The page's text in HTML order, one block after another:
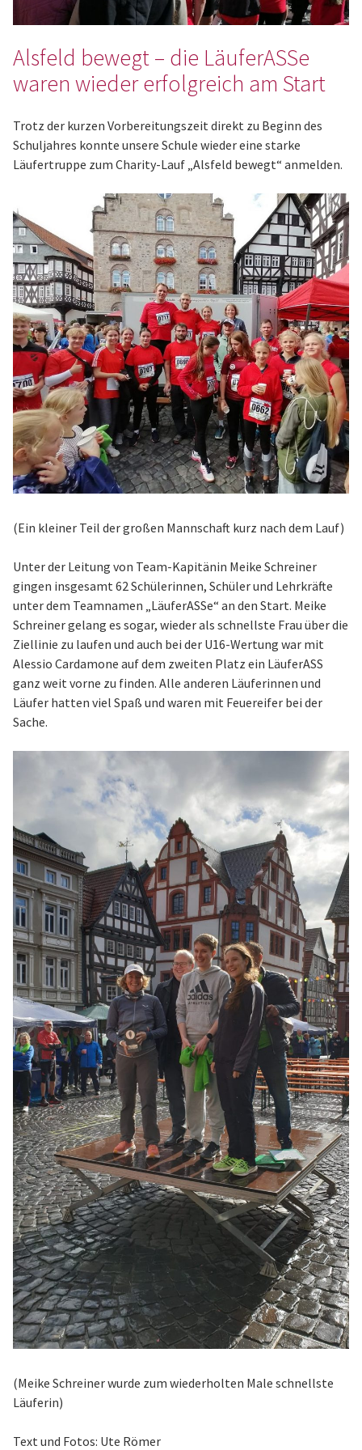
Alsfeld bewegt – die LäuferASSe
waren wieder erfolgreich am Start
Trotz der kurzen Vorbereitungszeit direkt zu Beginn des
Schuljahres konnte unsere Schule wieder eine starke
Läufertruppe zum Charity-Lauf „Alsfeld bewegt“ anmelden.
(Ein kleiner Teil der großen Mannschaft kurz nach dem Lauf)
Unter der Leitung von Team-Kapitänin Meike Schreiner
gingen insgesamt 62 Schülerinnen, Schüler und Lehrkräfte
unter dem Teamnamen „LäuferASSe“ an den Start. Meike
Schreiner gelang es sogar, wieder als schnellste Frau über die
Ziellinie zu laufen und auch bei der U16-Wertung war mit
Alessio Cardamone auf dem zweiten Platz ein LäuferASS
ganz weit vorne zu finden. Alle anderen Läuferinnen und
Läufer hatten viel Spaß und waren mit Feuereifer bei der
Sache.
(Meike Schreiner wurde zum wiederholten Male schnellste
Läuferin)
Text und Fotos: Ute Römer